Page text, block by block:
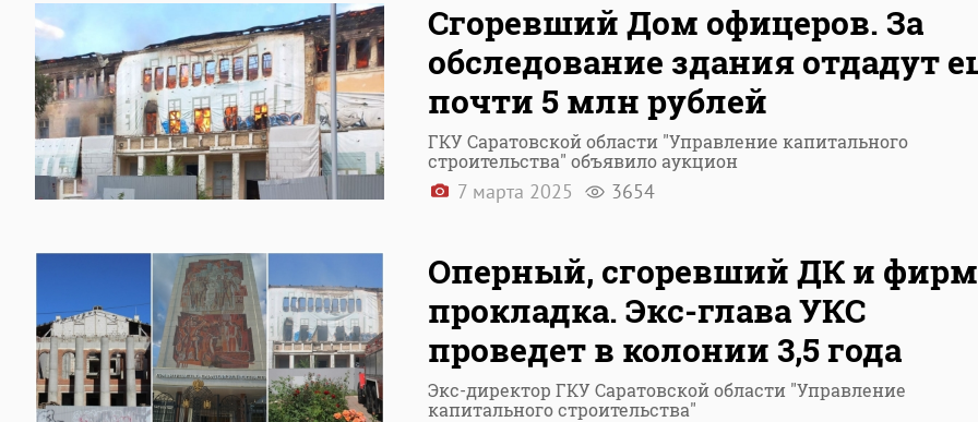
Сгоревший Дом офицеров. За
обследование здания отдадут
почти 5 млн рублей
ГКУ Саратовской области "Управление капитального
строительства" объявило аукцион
7 марта 2025 3654
Оперный, сгоревший ДК и
прокладка. Экс-глава УКС
проведет в колонии 3,5 года
Экс-директор ГКУ Саратовской области "Управление
капитального строительства"